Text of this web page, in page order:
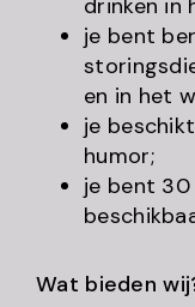
drinken in
je bent
en in het
je
humor;
je bent
Wat bieden